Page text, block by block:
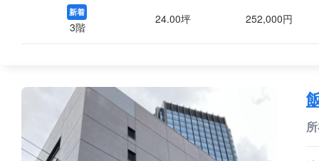
新着
3階
24.00坪 252,000円